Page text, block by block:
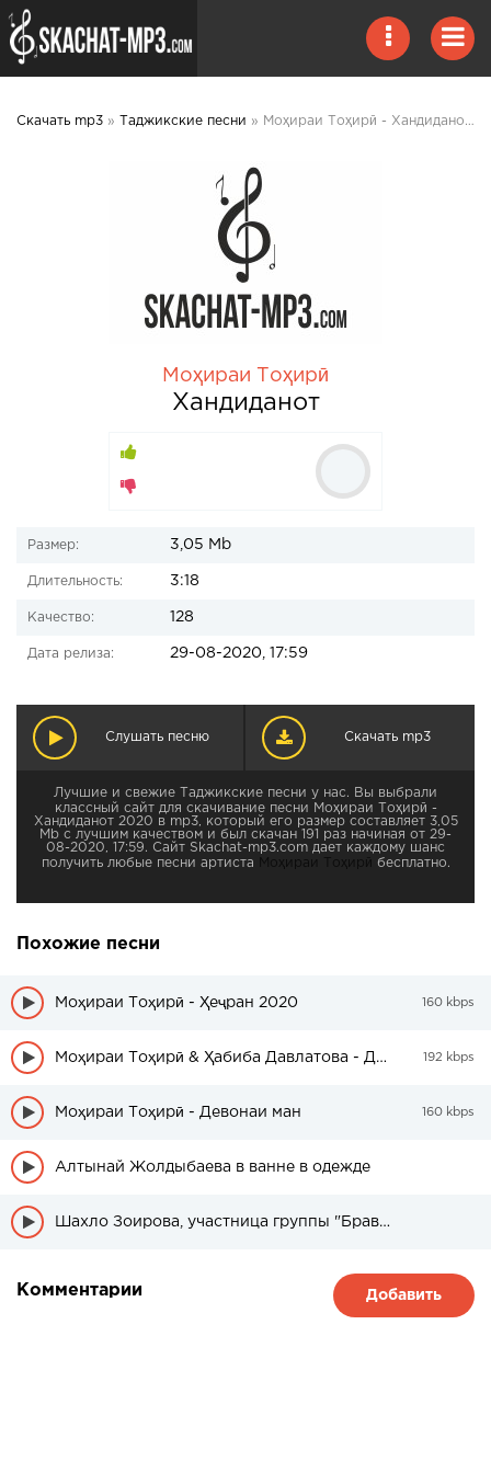
Скачать mp3 » Таджикские песни » Моҳираи Тоҳирӣ - Хандиданот 2020 mp3 скачать
Моҳираи Тоҳирӣ
Хандиданот
Размер: 3,05 Mb
Длительность: 3:18
Качество: 128
Дата релиза: 29-08-2020, 17:59
Слушать песню Скачать mp3
Лучшие и свежие Таджикские песни у нас. Вы выбрали
классный сайт для скачивание песни Моҳираи Тоҳирӣ -
Хандиданот 2020 в mp3, который его размер составляет 3,05
Mb с лучшим качеством и был скачан 191 раз начиная от 29-
08-2020, 17:59. Сайт Skachat-mp3.com дает каждому шанс
получить любые песни артиста
Моҳираи Тоҳирӣ бесплатно.
Похожие песни
Моҳираи Тоҳирӣ - Ҳеҷран 2020 160 kbps
Моҳираи Тоҳирӣ & Ҳабиба Давлатова - Дунё 192 kbps
Моҳираи Тоҳирӣ - Девонаи ман 160 kbps
Алтынай Жолдыбаева в ванне в одежде
Шахло Зоирова, участница группы "Браво" была в свадебном платье
Комментарии Добавить